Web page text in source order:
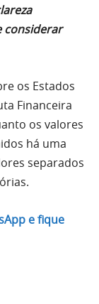
considerar
os Estados
Financeira
os valores
há uma
separados
e fique